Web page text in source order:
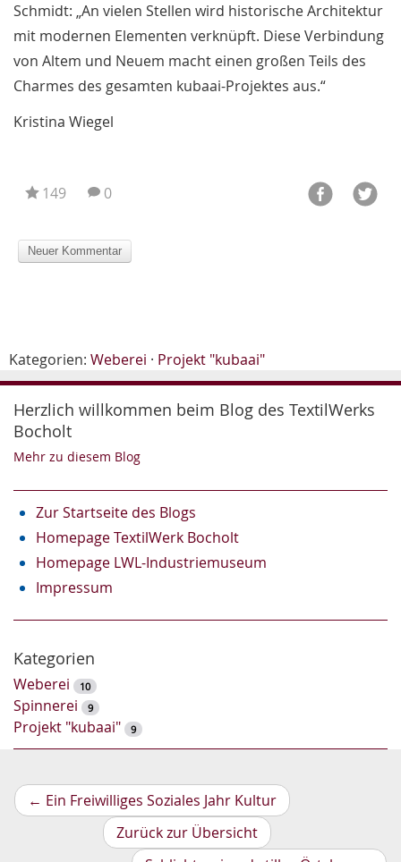
Schmidt: „An vielen Stellen wird historische Architektur
mit modernen Elementen verknüpft. Diese Verbindung
von Altem und Neuem macht einen großen Teils des
Charmes des gesamten kubaai-Projektes aus.“
Kristina Wiegel
149 0
Kategorien: Weberei · Projekt "kubaai"
Herzlich willkommen beim Blog des TextilWerks
Bocholt
Mehr zu diesem Blog
Zur Startseite des Blogs
Homepage TextilWerk Bocholt
Homepage LWL-Industriemuseum
Impressum
Kategorien
Weberei 10
Spinnerei 9
Projekt "kubaai" 9
← Ein Freiwilliges Soziales Jahr KulturVorheriger
Artikel
Zurück zur Übersicht